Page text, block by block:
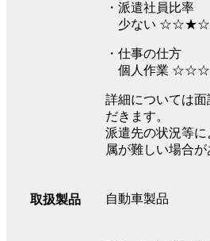
・派遣社員比率
少ない
・仕事の仕方
個人作業
詳細については
だきます。
派遣先の状況等
属が難しい場合が
取扱製品 自動車製品